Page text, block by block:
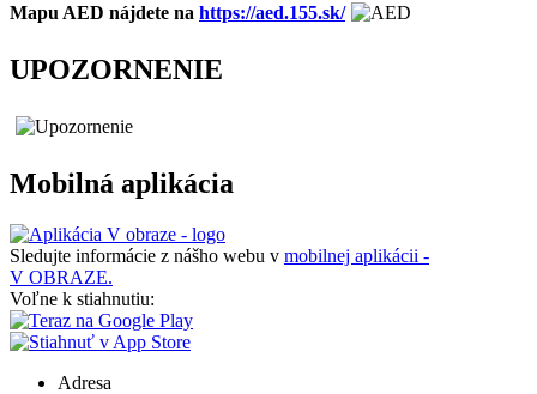
Mapu AED nájdete na https://aed.155.sk/
UPOZORNENIE
Mobilná aplikácia
Sledujte informácie z nášho webu v mobilnej aplikácii -
V OBRAZE.
Voľne k stiahnutiu:
Adresa